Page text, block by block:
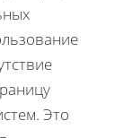
Это